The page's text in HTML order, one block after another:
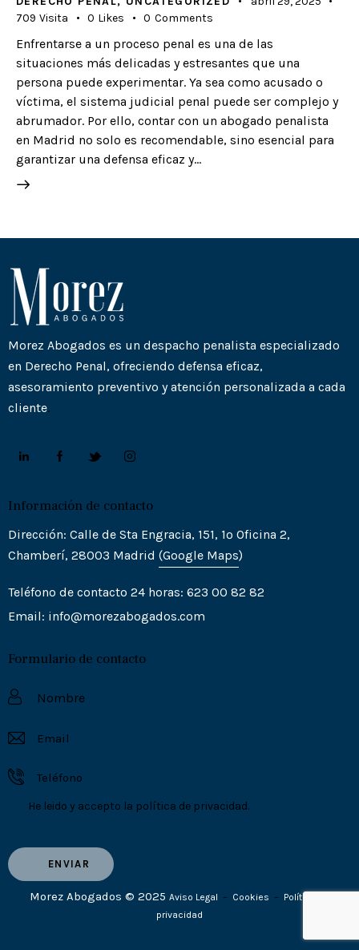
709 Visita 0 Likes 0 Comments
Enfrentarse a un proceso penal es una de las
situaciones más delicadas y estresantes que una
persona puede experimentar. Ya sea como acusado o
víctima, el sistema judicial penal puede ser complejo y
abrumador. Por ello, contar con un abogado penalista
en Madrid no solo es recomendable, sino esencial para
garantizar una defensa eficaz y…
Morez Abogados es un despacho penalista especializado
en Derecho Penal, ofreciendo defensa eficaz,
asesoramiento preventivo y atención personalizada a cada
cliente.
Información de contacto
Dirección: Calle de Sta Engracia, 151, 1º Oficina 2,
Chamberí, 28003 Madrid (Google Maps)
Teléfono de contacto 24 horas: 623 00 82 82
Email: info@morezabogados.com
Formulario de contacto
He leido y accepto la política de privacidad.
Morez Abogados © 2025 Aviso Legal – Cookies – Política de
privacidad